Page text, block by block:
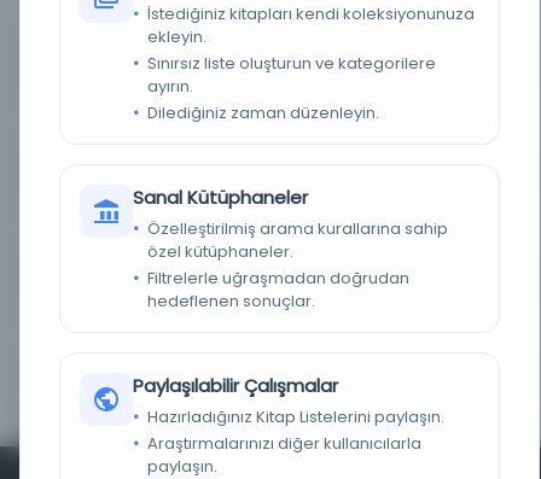
yapımı; renkli; 41x155 cm.
İstanbul Büyükşehir Belediyesi Kütüphaneleri
DEMIRBAŞ NUMARASI Hrt_006975
LOKASYON İBB Atatürk Kitaplığı
1326
YAYIN GELIŞ TARIHI 11.3.2003
İstediğiniz kitapları kendi koleksiyonunuza
ekleyin.
Sınırsız liste oluşturun ve kategorilere
ayırın.
Dilediğiniz zaman düzenleyin.
Sanal Kütüphaneler
Özelleştirilmiş arama kurallarına sahip
özel kütüphaneler.
Filtrelerle uğraşmadan doğrudan
hedeflenen sonuçlar.
Paylaşılabilir Çalışmalar
Hazırladığınız Kitap Listelerini paylaşın.
Araştırmalarınızı diğer kullanıcılarla
paylaşın.